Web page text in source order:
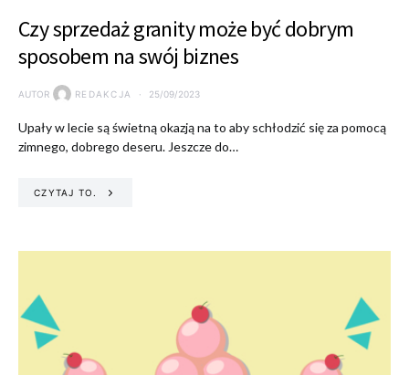
Czy sprzedaż granity może być dobrym
sposobem na swój biznes
AUTOR REDAKCJA 25/09/2023
Upały w lecie są świetną okazją na to aby schłodzić się za pomocą
zimnego, dobrego deseru. Jeszcze do…
CZYTAJ TO.